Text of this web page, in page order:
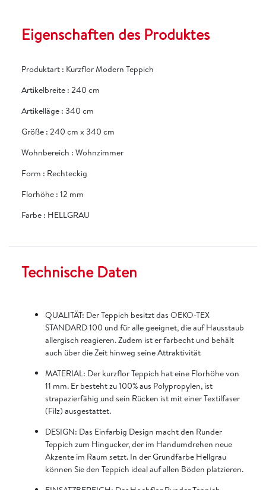
Eigenschaften des Produktes
Produktart : Kurzflor Modern Teppich
Artikelbreite : 240 cm
Artikelläge : 340 cm
Größe : 240 cm x 340 cm
Wohnbereich : Wohnzimmer
Form : Rechteckig
Florhöhe : 12 mm
Farbe : HELLGRAU
Technische Daten
QUALITÄT: Der Teppich besitzt das OEKO-TEX
STANDARD 100 und für alle geeignet, die auf Hausstaub
allergisch reagieren. Zudem ist er farbecht und behält
auch über die Zeit hinweg seine Attraktivität
MATERIAL: Der kurzflor Teppich hat eine Florhöhe von
11 mm. Er besteht zu 100% aus Polypropylen, ist
strapazierfähig und sein Rücken ist mit einer Textilfaser
(Filz) ausgestattet.
DESIGN: Das Einfarbig Design macht den Runder
Teppich zum Hingucker, der im Handumdrehen neue
Akzente im Raum setzt. In der Grundfarbe Hellgrau
können Sie den Teppich ideal auf allen Böden platzieren.